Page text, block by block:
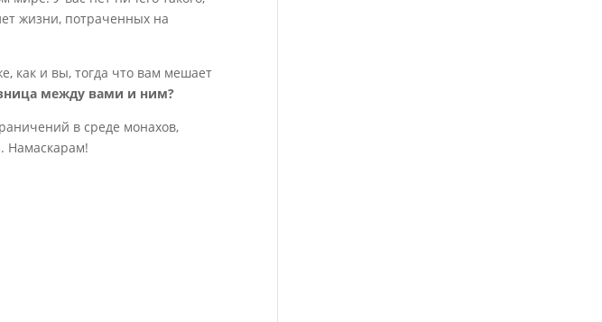
жизни, потраченных на
как и вы, тогда что вам мешает
между вами и ним?
в среде монахов,
Намаскарам!